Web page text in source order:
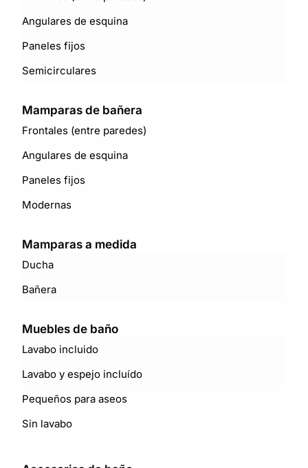
Angulares de esquina
Paneles fijos
Semicirculares
Mamparas de bañera
Frontales (entre paredes)
Angulares de esquina
Paneles fijos
Modernas
Mamparas a medida
Ducha
Bañera
Muebles de baño
Lavabo incluido
Lavabo y espejo incluído
Pequeños para aseos
Sin lavabo